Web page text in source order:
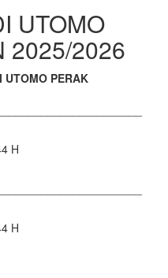
UTOMO
2025/2026
UTOMO PERAK
H
H